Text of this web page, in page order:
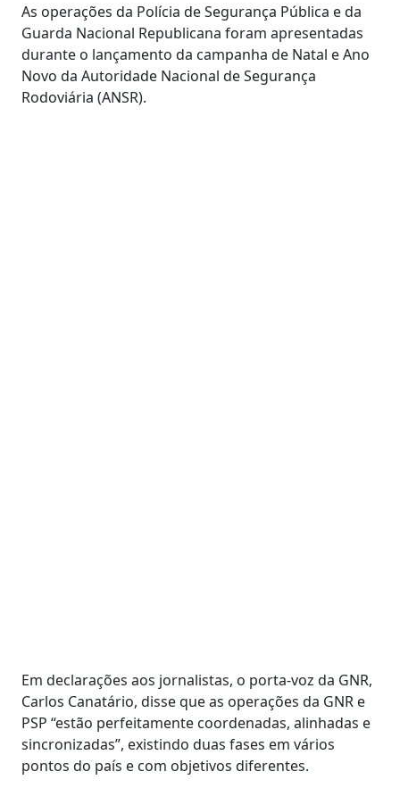
As operações da Polícia de Segurança Pública e da
Guarda Nacional Republicana foram apresentadas
durante o lançamento da campanha de Natal e Ano
Novo da Autoridade Nacional de Segurança
Rodoviária (ANSR).
Em declarações aos jornalistas, o porta-voz da GNR,
Carlos Canatário, disse que as operações da GNR e
PSP “estão perfeitamente coordenadas, alinhadas e
sincronizadas”, existindo duas fases em vários
pontos do país e com objetivos diferentes.